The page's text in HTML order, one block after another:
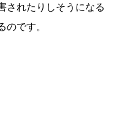
されたりしそうになる
です。